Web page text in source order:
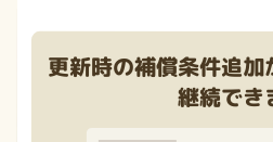
更新時の補償条件追
継続でき